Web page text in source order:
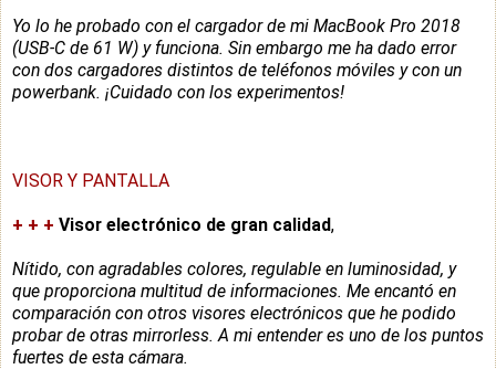
Yo lo he probado con el cargador de mi MacBook Pro 2018
(USB-C de 61 W) y funciona. Sin embargo me ha dado error
con dos cargadores distintos de teléfonos móviles y con un
powerbank. ¡Cuidado con los experimentos!
VISOR Y PANTALLA
+ + + Visor electrónico de gran calidad,
Nítido, con agradables colores, regulable en luminosidad, y
que proporciona multitud de informaciones. Me encantó en
comparación con otros visores electrónicos que he podido
probar de otras mirrorless. A mi entender es uno de los puntos
fuertes de esta cámara.